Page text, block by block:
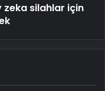
zeka silahlar için